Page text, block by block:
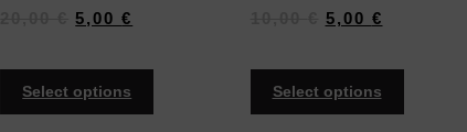
5,00€
Select options
5,00 €
Select options